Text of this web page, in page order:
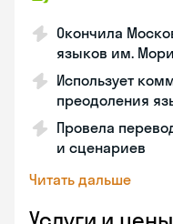
Окончила
языков им.
Использует
преодоления
Провела
и сценариев
Читать дальше